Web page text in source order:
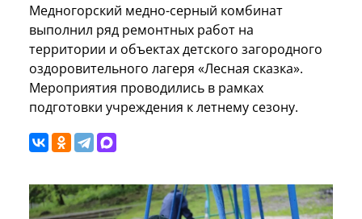
Медногорский медно-серный комбинат
выполнил ряд ремонтных работ на
территории и объектах детского загородного
оздоровительного лагеря «Лесная сказка».
Мероприятия проводились в рамках
подготовки учреждения к летнему сезону.